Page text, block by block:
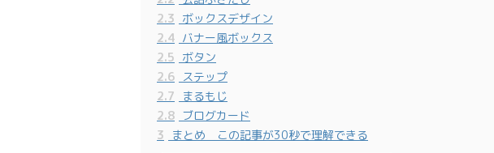
2.3 ボックスデザイン
2.4 バナー風ボックス
2.5 ボタン
2.6 ステップ
2.7
まるもじ
2.8 ブログカード
3
まとめ この記事が30秒で理解できる